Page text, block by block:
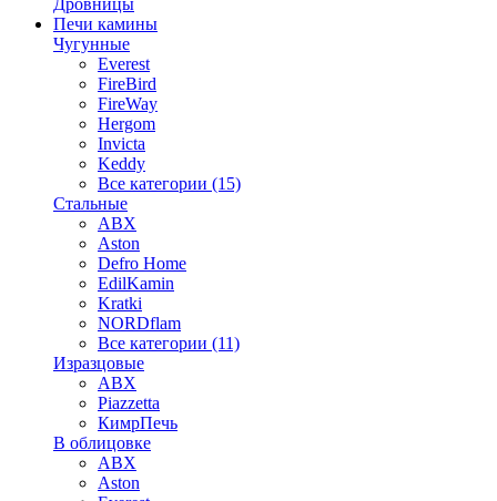
Дровницы
Печи камины
Чугунные
Everest
FireBird
FireWay
Hergom
Invicta
Keddy
Все категории (15)
Стальные
ABX
Aston
Defro Home
EdilKamin
Kratki
NORDflam
Все категории (11)
Изразцовые
ABX
Piazzetta
КимрПечь
В облицовке
ABX
Aston